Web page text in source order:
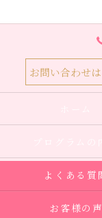
お問い合わせ
よくある質
お客様の声